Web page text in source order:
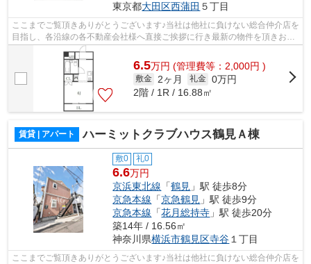
東京都大田区西蒲田 ５丁目
ここまでご覧頂きありがとうございます♪当社は他社に負けない総合仲介店を
目指し、各沿線の各不動産会社様へ直接ご挨拶に行き最新の物件を頂きお客
様へ提供しております！最新の情報は...
6.5万円 (管理費等：2,000円 )
敷金 2ヶ月 礼金 0万円
2階 / 1R / 16.88㎡
賃貸 | アパート ハーミットクラブハウス鶴見Ａ棟
敷0 礼0
6.6万円
京浜東北線 「鶴見 」駅 徒歩8分
京急本線 「京急鶴見 」駅 徒歩9分
京急本線 「花月総持寺 」駅 徒歩20分
築14年 / 16.56㎡
神奈川県横浜市鶴見区寺谷 １丁目
ここまでご覧頂きありがとうございます♪当社は他社に負けない総合仲介店を